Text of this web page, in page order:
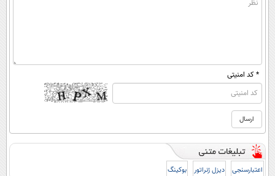
* کد امنیتی
اعتبارسنجی دیزل ژنراتور بوکینگ